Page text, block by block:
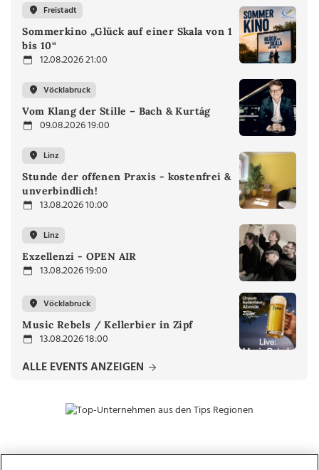
Freistadt
Sommerkino „Glück auf einer Skala von 1
bis 10“
12.08.2026 21:00
Vöcklabruck
Vom Klang der Stille – Bach & Kurtág
09.08.2026 19:00
Linz
Stunde der offenen Praxis - kostenfrei &
unverbindlich!
13.08.2026 10:00
Linz
Exzellenzi - OPEN AIR
13.08.2026 19:00
Vöcklabruck
Music Rebels / Kellerbier in Zipf
13.08.2026 18:00
ALLE EVENTS ANZEIGEN